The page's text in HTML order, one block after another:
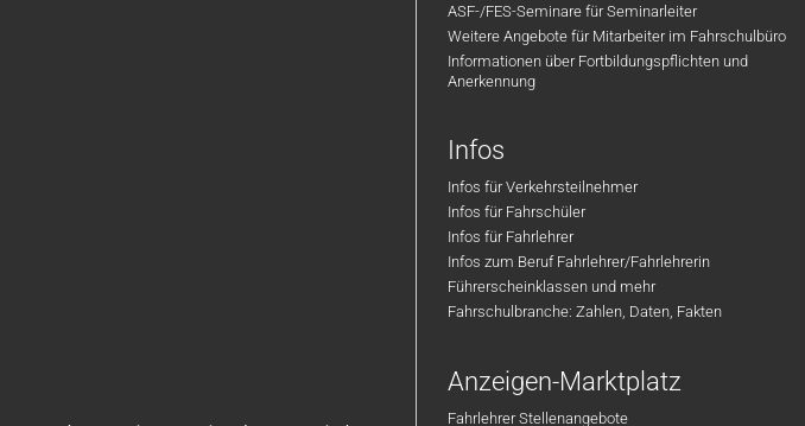
ASF-/FES-Seminare für Seminarleiter
Weitere Angebote für Mitarbeiter im Fahrschulbüro
Informationen über Fortbildungspflichten und
Anerkennung
Infos
Infos für Verkehrsteilnehmer
Infos für Fahrschüler
Infos für Fahrlehrer
Infos zum Beruf Fahrlehrer/Fahrlehrerin
Führerscheinklassen und mehr
Fahrschulbranche: Zahlen, Daten, Fakten
Anzeigen-Marktplatz
Fahrlehrer Stellenangebote